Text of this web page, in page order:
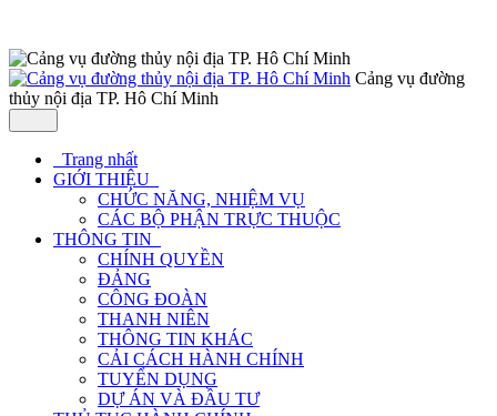
Cảng vụ đường
thủy nội địa TP. Hô Chí Minh
Trang nhất
GIỚI THIỆU
CHỨC NĂNG, NHIỆM VỤ
CÁC BỘ PHẬN TRỰC THUỘC
THÔNG TIN
CHÍNH QUYỀN
ĐẢNG
CÔNG ĐOÀN
THANH NIÊN
THÔNG TIN KHÁC
CẢI CÁCH HÀNH CHÍNH
TUYỂN DỤNG
DỰ ÁN VÀ ĐẦU TƯ